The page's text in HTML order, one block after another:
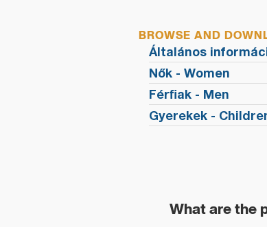
BROWSE AND
Általános
Nők - Women
Férfiak - Men
Gyerekek -
What are the